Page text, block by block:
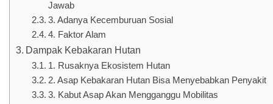
Jawab
3. Adanya Kecemburuan Sosial
4. Faktor Alam
Dampak Kebakaran Hutan
1. Rusaknya Ekosistem Hutan
2. Asap Kebakaran Hutan Bisa Menyebabkan Penyakit
3. Kabut Asap Akan Mengganggu Mobilitas